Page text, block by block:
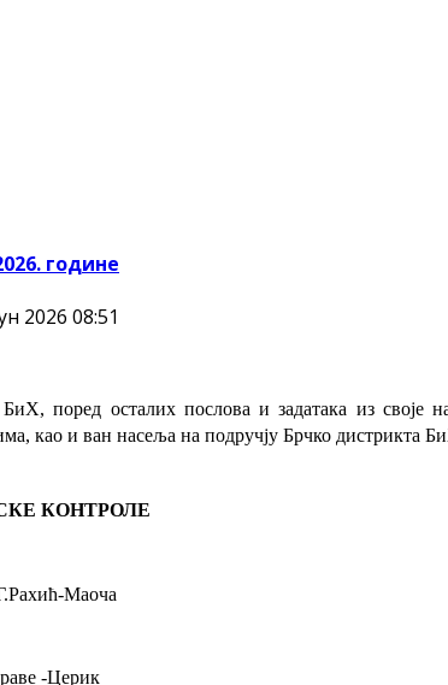
године
2026 08:51
поред осталих послова и задатака из своје
као и ван насеља на подручју Брчко дистрикта
КОНТРОЛЕ
Маоча
-Церик